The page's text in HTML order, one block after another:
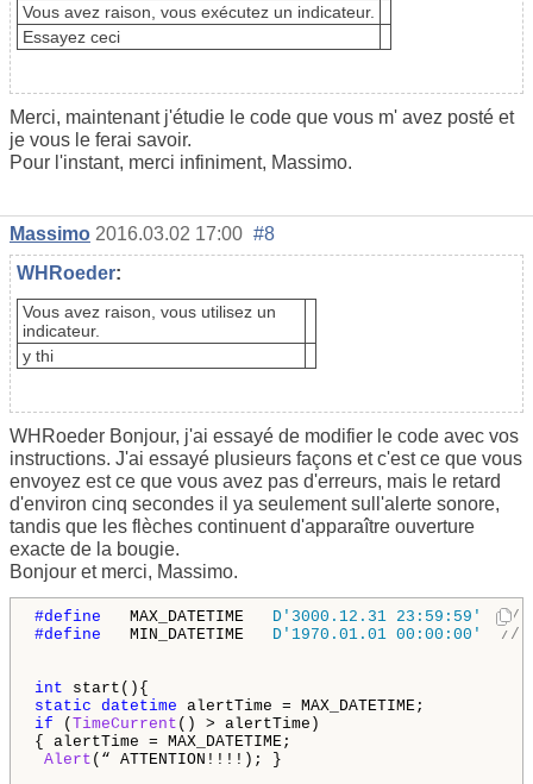
Vous avez raison, vous exécutez un indicateur.
Essayez ceci
Merci, maintenant j'étudie le code que vous m' avez posté et
je vous le ferai savoir.
Pour l'instant, merci infiniment, Massimo.
Massimo 2016.03.02 17:00 #8
WHRoeder:
Vous avez raison, vous utilisez un
indicateur.
y thi
WHRoeder Bonjour, j'ai essayé de modifier le code avec vos
instructions. J'ai essayé plusieurs façons et c'est ce que vous
envoyez est ce que vous avez pas d'erreurs, mais le retard
d'environ cinq secondes il ya seulement sull'alerte sonore,
tandis que les flèches continuent d'apparaître ouverture
exacte de la bougie.
Bonjour et merci, Massimo.
#define MAX_DATETIME D'3000.12.31 23:59:59'
//
#define
MIN_DATETIME D'1970.01.01 00:00:00' //
int
static datetime
if ( TimeCurrent () > alertTime)
{ alertTime = MAX_DATETIME;
Alert (“ ATTENTION!!!!); }